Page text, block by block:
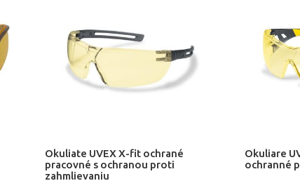
Okuliate UVEX X-fit ochrané
pracovné s ochranou proti
zahmlievaniu
Okuliare
ochranné